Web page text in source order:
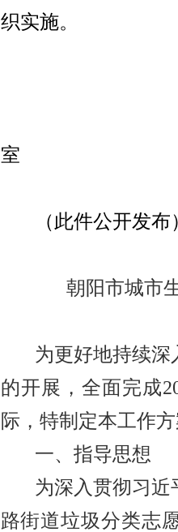
织实施。
室
（此件公开发布
朝阳市城市
为更好地持续
的开展，全面完成
际，特制定本工作
一、指导思想
为深入贯彻习
路街道垃圾分类志